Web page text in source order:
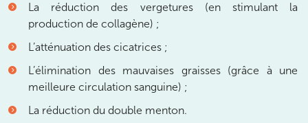
La réduction des vergetures (en stimulant la
production de collagène) ;
L’atténuation des cicatrices ;
L’élimination des mauvaises graisses (grâce à une
meilleure circulation sanguine) ;
La réduction du double menton.
Prenez RDV sur
Prenez RDV sur
PARIS 9 – PETRELLE
6 Rue Petrelle 75009 Paris